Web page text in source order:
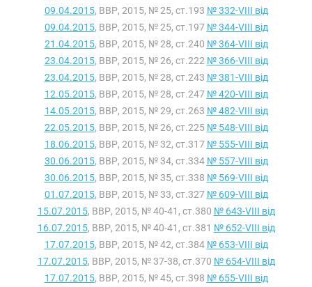
09.04.2015, ВВР, 2015, № 25, ст.193 № 332-VIII від
09.04.2015, ВВР, 2015, № 25, ст.197 № 344-VIII від
21.04.2015, ВВР, 2015, № 28, ст.240 № 364-VIII від
23.04.2015, ВВР, 2015, № 26, ст.222 № 366-VIII від
23.04.2015, ВВР, 2015, № 28, ст.243 № 381-VIII від
12.05.2015, ВВР, 2015, № 28, ст.247 № 420-VIII від
14.05.2015, ВВР, 2015, № 29, ст.263 № 482-VIII від
22.05.2015, ВВР, 2015, № 26, ст.225 № 548-VIII від
18.06.2015, ВВР, 2015, № 32, ст.317 № 555-VIII від
30.06.2015, ВВР, 2015, № 34, ст.334 № 557-VIII від
30.06.2015, ВВР, 2015, № 35, ст.338 № 569-VIII від
01.07.2015, ВВР, 2015, № 33, ст.327 № 609-VIII від
15.07.2015, ВВР, 2015, № 40-41, ст.380 № 643-VIII від
16.07.2015, ВВР, 2015, № 40-41, ст.381 № 652-VIII від
17.07.2015, ВВР, 2015, № 42, ст.384 № 653-VIII від
17.07.2015, ВВР, 2015, № 37-38, ст.370 № 654-VIII від
17.07.2015, ВВР, 2015, № 45, ст.398 № 655-VIII від